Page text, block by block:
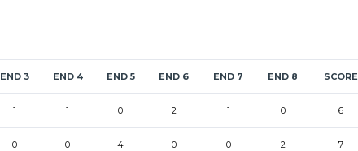
END 3 END 4 END 5 END 6 END 7 END 8 SCORE
1 1 0 2 1 0 6
0 0 4 0 0 2 7